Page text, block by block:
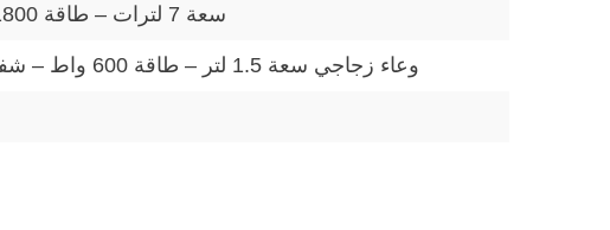
سعة 7 لترات – طاقة 1800 واط – طهي بدون زيت – لوحة تحكم رقمية – درجة حرارة قابلة للتعديل
وعاء زجاجي سعة 1.5 لتر – طاقة 600 واط – شفرات من الفولاذ المقاوم للصدأ – تصميم متين – مثالي للعصائر والصلصات